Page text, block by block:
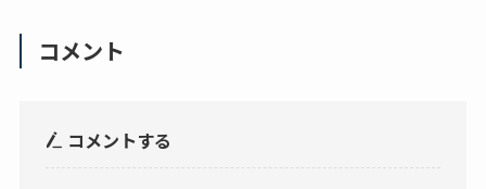
コメント
コメントする